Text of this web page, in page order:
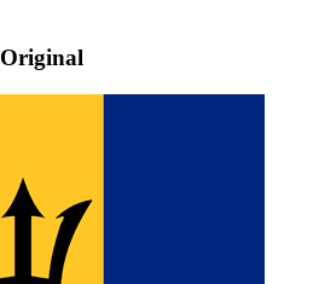
Original